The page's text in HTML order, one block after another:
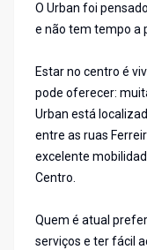
O Urban foi
e não tem tempo a
Estar no centro é
pode oferecer:
Urban está
entre as ruas
excelente
Centro.
Quem é atual
serviços e ter fácil